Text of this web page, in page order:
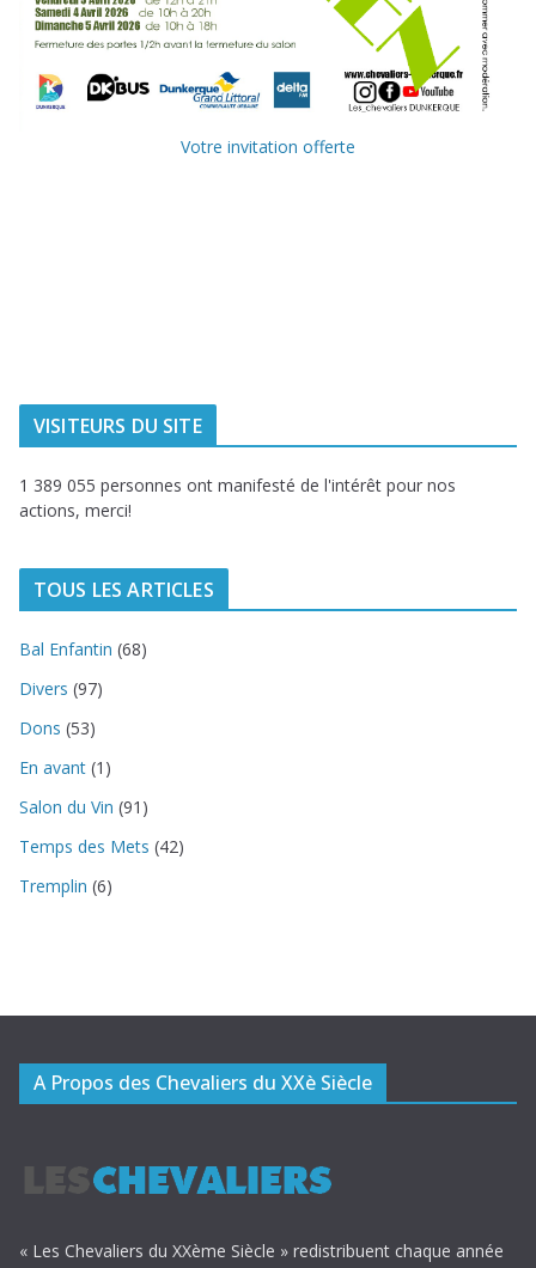
Votre invitation offerte
VISITEURS DU SITE
1 389 055 personnes ont manifesté de l'intérêt pour nos
actions, merci!
TOUS LES ARTICLES
Bal Enfantin (68)
Divers (97)
Dons (53)
En avant (1)
Salon du Vin (91)
Temps des Mets (42)
Tremplin (6)
A Propos des Chevaliers du XXè Siècle
« Les Chevaliers du XXème Siècle » redistribuent chaque année